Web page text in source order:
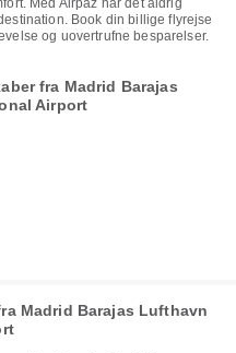
Med Airpaz har det aldrig
Book din billige flyrejse
og uovertrufne besparelser.
fra Madrid Barajas
Airport
Madrid Barajas Lufthavn